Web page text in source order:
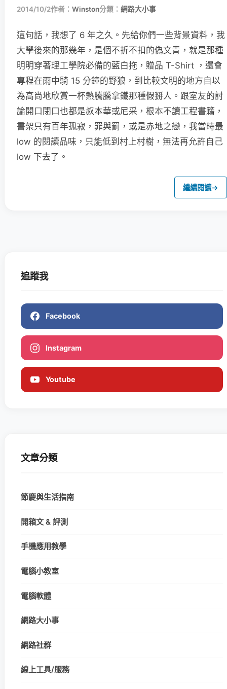
2014/10/2作者： Winston分類： 網路大小事
這句話，我想了 6 年之久。先給你們一些背景資料，我
大學後來的那幾年，是個不折不扣的偽文青，就是那種
明明穿著理工學院必備的藍白拖，贈品 T-Shirt ，還會
專程在雨中騎 15 分鐘的野狼，到比較文明的地方自以
為高尚地欣賞一杯熱騰騰拿鐵那種假掰人。跟室友的討
論開口閉口也都是叔本華或尼采，根本不讀工程書籍，
書架只有百年孤寂，罪與罰，或是赤地之戀，我當時最
low 的閱讀品味，只能低到村上村樹，無法再允許自己
low 下去了。
繼續閱讀→
追蹤我
Facebook
Instagram
Youtube
文章分類
節慶與生活指南
開箱文 & 評測
手機應用教學
電腦小教室
電腦軟體
網路大小事
網路社群
線上工具/服務